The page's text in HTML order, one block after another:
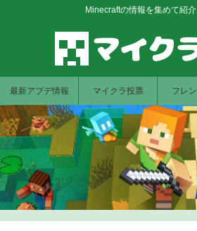
Minecraftの情報を集めて紹介
最新アプデ情報 マイクラ投票 フレ